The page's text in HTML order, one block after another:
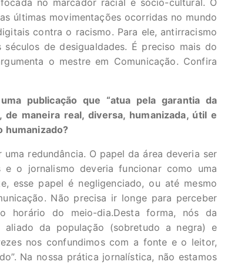
no marcador racial e sócio-cultural. O
últimas movimentações ocorridas no mundo
contra o racismo. Para ele, antirracismo
de desigualdades. É preciso mais do
o mestre em Comunicação. Confira
publicação que “atua pela garantia da
maneira real, diversa, humanizada, útil e
humanizado?
redundância. O papel da área deveria ser
e o jornalismo deveria funcionar como uma
esse papel é negligenciado, ou até mesmo
Não precisa ir longe para perceber
horário do meio-dia.Desta forma, nós da
da população (sobretudo a negra) e
nos confundimos com a fonte e o leitor,
Na nossa prática jornalística, não estamos